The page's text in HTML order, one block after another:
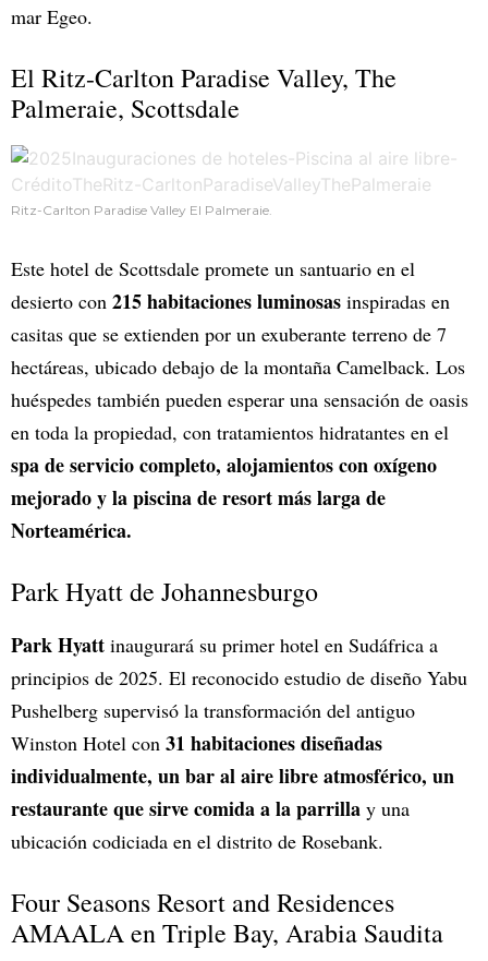
mar Egeo.
El Ritz-Carlton Paradise Valley, The
Palmeraie, Scottsdale
Ritz-Carlton Paradise Valley El Palmeraie.
Este hotel de Scottsdale promete un santuario en el
desierto con 215 habitaciones luminosas inspiradas en
casitas que se extienden por un exuberante terreno de 7
hectáreas, ubicado debajo de la montaña Camelback. Los
huéspedes también pueden esperar una sensación de oasis
en toda la propiedad, con tratamientos hidratantes en el
spa de servicio completo, alojamientos con oxígeno
mejorado y la piscina de resort más larga de
Norteamérica.
Park Hyatt de Johannesburgo
Park Hyatt inaugurará su primer hotel en Sudáfrica a
principios de 2025. El reconocido estudio de diseño Yabu
Pushelberg supervisó la transformación del antiguo
Winston Hotel con 31 habitaciones diseñadas
individualmente, un bar al aire libre atmosférico, un
restaurante que sirve comida a la parrilla y una
ubicación codiciada en el distrito de Rosebank.
Four Seasons Resort and Residences
AMAALA en Triple Bay, Arabia Saudita